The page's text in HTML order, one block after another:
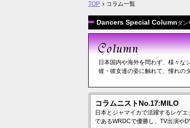
TOP コラム一覧
Dancers Special Columnダン
日本国内や海外を問わず、様々な
彼・彼女達の姿に触れて、憧れの
コラムニストNo.17:MILO
日本とジャマイカで活躍するレゲ
であるWRDCで優勝し、TV出演や